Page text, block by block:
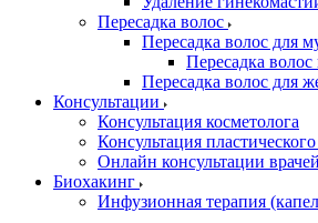
Пересадка волос
Пересадка волос для
Пересадка волос
Пересадка волос для
Консультации
Консультация косметолога
Консультация
Онлайн консультации врачей
Биохакинг
Инфузионная терапия